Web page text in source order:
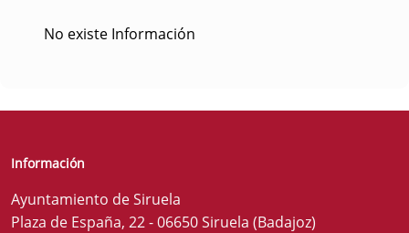
No existe Información
Información
Ayuntamiento de Siruela
Plaza de España, 22 - 06650 Siruela (Badajoz)